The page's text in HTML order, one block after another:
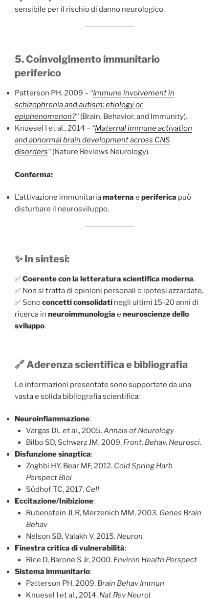
sensibile per il rischio di danno neurologico.
5. Coinvolgimento immunitario
periferico
Patterson PH, 2009 – “Immune involvement in
schizophrenia and autism: etiology or
epiphenomenon?“ (Brain, Behavior, and Immunity).
Knuesel I et al., 2014 – “Maternal immune activation
and abnormal brain development across CNS
disorders“ (Nature Reviews Neurology).
Conferma:
L’attivazione immunitariamaterna e periferica può
disturbare il neurosviluppo.
✨ In sintesi:
✅Coerente con la letteratura scientifica moderna.
✅ Non si tratta di opinioni personali o ipotesi azzardate.
✅ Sonoconcetti consolidati negli ultimi 15-20 anni di
ricerca in neuroimmunologia e neuroscienze dello
sviluppo.
🔗 Aderenza scientifica e bibliografia
Le informazioni presentate sono supportate da una
vasta e solida bibliografia scientifica:
Neuroinfiammazione:
Vargas DL et al., 2005.Annals of Neurology
Bilbo SD, Schwarz JM, 2009. Front. Behav. Neurosci.
Disfunzione sinaptica:
Zoghbi HY, Bear MF, 2012. Cold Spring Harb
Perspect Biol
Südhof TC, 2017. Cell
Eccitazione/Inibizione:
Rubenstein JLR, Merzenich MM, 2003. Genes Brain
Behav
Nelson SB, Valakh V, 2015. Neuron
Finestra critica di vulnerabilità:
Rice D, Barone S Jr, 2000. Environ Health Perspect
Sistema immunitario:
Patterson PH, 2009. Brain Behav Immun
Knuesel I et al., 2014. Nat Rev Neurol